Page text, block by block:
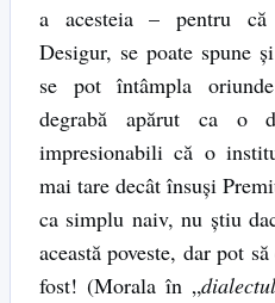
a acesteia – pentru
Desigur, se poate spune
se pot întâmpla
degrabă apărut ca o
impresionabili că o
mai tare decât însuși
ca simplu naiv, nu știu
această poveste, dar pot
fost! (Morala în „dialectul